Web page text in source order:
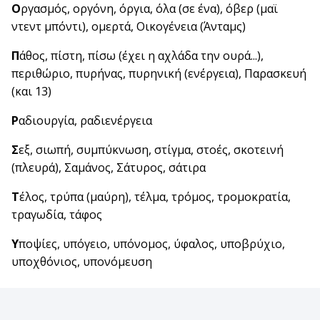
Οργασμός, οργόνη, όργια, όλα (σε ένα), όβερ (μαϊ
ντεντ μπόντι), ομερτά, Οικογένεια (Άνταμς)
Πάθος, πίστη, πίσω (έχει η αχλάδα την ουρά...),
περιθώριο, πυρήνας, πυρηνική (ενέργεια), Παρασκευή
(και 13)
Ραδιουργία, ραδιενέργεια
Σεξ, σιωπή, συμπύκνωση, στίγμα, στοές, σκοτεινή
(πλευρά), Σαμάνος, Σάτυρος, σάτιρα
Τέλος, τρύπα (μαύρη), τέλμα, τρόμος, τρομοκρατία,
τραγωδία, τάφος
Υποψίες, υπόγειο, υπόνομος, ύφαλος, υποβρύχιο,
υποχθόνιος, υπονόμευση